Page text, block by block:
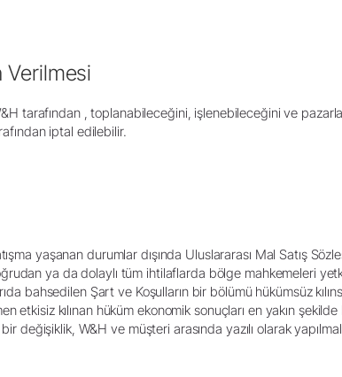
Verilmesi
tarafından , toplanabileceğini, işlenebileceğini ve
iptal edilebilir.
yaşanan durumlar dışında Uluslararası Mal Satış
ya da dolaylı tüm ihtilaflarda bölge mahkemeleri
bahsedilen Şart ve Koşulların bir bölümü hükümsüz
etkisiz kılınan hüküm ekonomik sonuçları en yakın
değişiklik, W&H ve müşteri arasında yazılı olarak